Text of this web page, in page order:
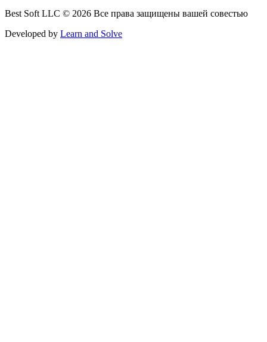
Best Soft LLC © 2026 Все права защищены вашей совестью
Developed by Learn and Solve